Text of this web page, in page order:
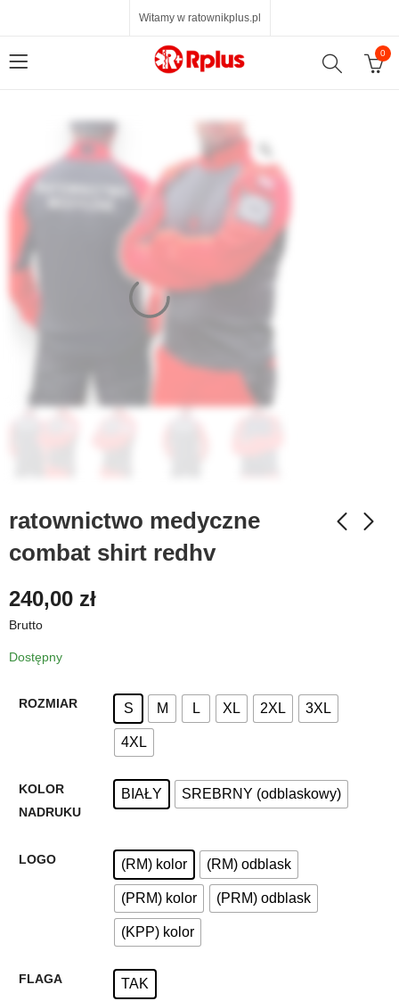
Witamy w ratownikplus.pl
0
ratownictwo medyczne
combat shirt redhv
240,00 zł
Brutto
Dostępny
ROZMIAR S M L XL 2XL 3XL
4XL
KOLOR
NADRUKU
BIAŁY SREBRNY (odblaskowy)
LOGO (RM) kolor (RM) odblask
(PRM) kolor (PRM) odblask
(KPP) kolor
FLAGA TAK